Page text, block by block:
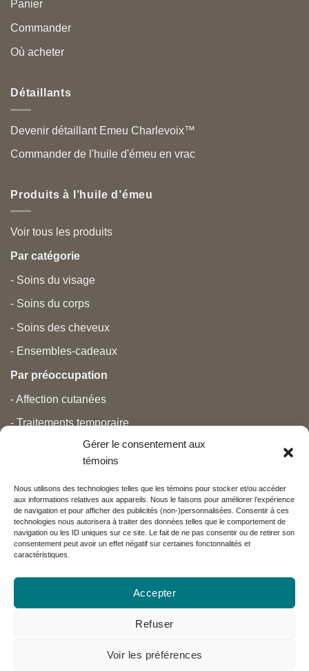
Gérer le consentement aux
témoins
Nous utilisons des technologies telles que les témoins pour stocker et/ou accéder
aux informations relatives aux appareils. Nous le faisons pour améliorer l’expérience
de navigation et pour afficher des publicités (non-)personnalisées. Consentir à ces
technologies nous autorisera à traiter des données telles que le comportement de
navigation ou les ID uniques sur ce site. Le fait de ne pas consentir ou de retirer son
consentement peut avoir un effet négatif sur certaines fonctonnalités et
caractéristiques.
Accepter
Refuser
Voir les préférences
Panier
Commander
Où acheter
Détaillants
Devenir détaillant Emeu Charlevoix™
Commander de l'huile d'émeu en vrac
Produits à l’huile d’émeu
Voir tous les produits
Par catégorie
- Soins du visage
- Soins du corps
- Soins des cheveux
- Ensembles-cadeaux
Par préoccupation
- Affection cutanées
- Traitements temporaire
- Grossesse et nouveau-né
- Anti-âge et beauté
Nos partenaires